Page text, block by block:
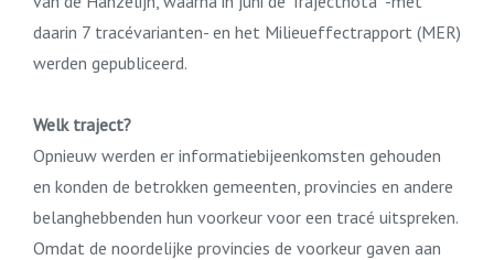
daarin 7 tracévarianten- en het Milieueffectrapport (MER)
werden gepubliceerd.
Welk traject?
Opnieuw werden er informatiebijeenkomsten gehouden
en konden de betrokken gemeenten, provincies en andere
belanghebbenden hun voorkeur voor een tracé uitspreken.
Omdat de noordelijke provincies de voorkeur gaven aan